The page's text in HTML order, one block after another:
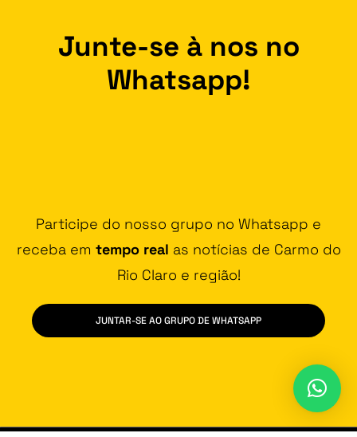
Junte-se à nos no
Whatsapp!
Participe do nosso grupo no Whatsapp e
receba em tempo real as notícias de Carmo do
Rio Claro e região!
JUNTAR-SE AO GRUPO DE WHATSAPP